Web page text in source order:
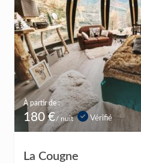
À partir de :
180 €/ nuit Vérifié
La Cougne